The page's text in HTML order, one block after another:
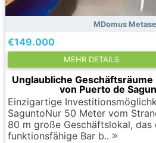
MDomus
€149.000
MEHR DETAILS
Unglaubliche
von Puerto de
Einzigartige
SaguntoNur 50 Meter vom
80 m große Geschäftslokal, das
funktionsfähige Bar b..